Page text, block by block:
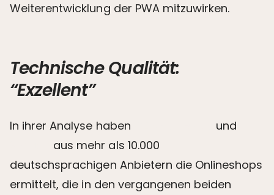
Weiterentwicklung der PWA mitzuwirken.
Technische Qualität:
“Exzellent”
In ihrer Analyse haben
und
aus mehr als 10.000
deutschsprachigen Anbietern die Onlineshops
ermittelt, die in den vergangenen beiden